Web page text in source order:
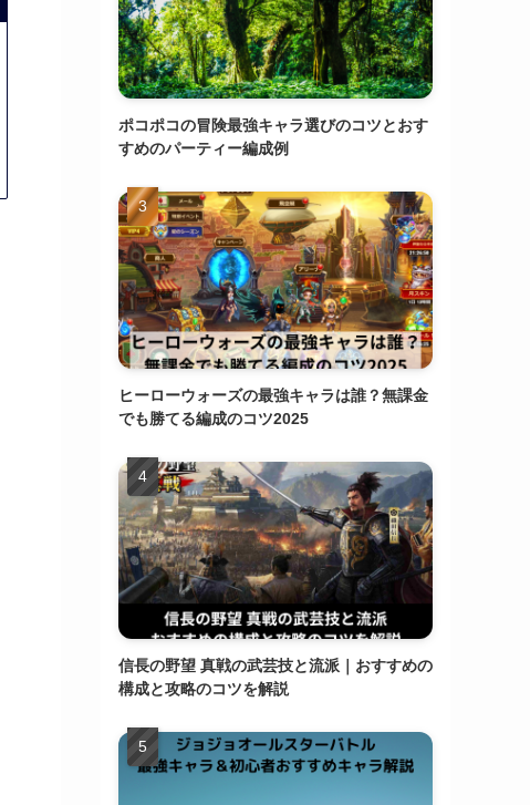
ポコポコの冒険最強キャラ選びのコツとおす
すめのパーティー編成例
ヒーローウォーズの最強キャラは誰？無課金
でも勝てる編成のコツ2025
信長の野望 真戦の武芸技と流派｜おすすめの
構成と攻略のコツを解説